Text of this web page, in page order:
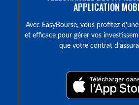
APPLICATION
Avec EasyBourse, vous profitez
et efficace pour gérer vos
que votre contrat